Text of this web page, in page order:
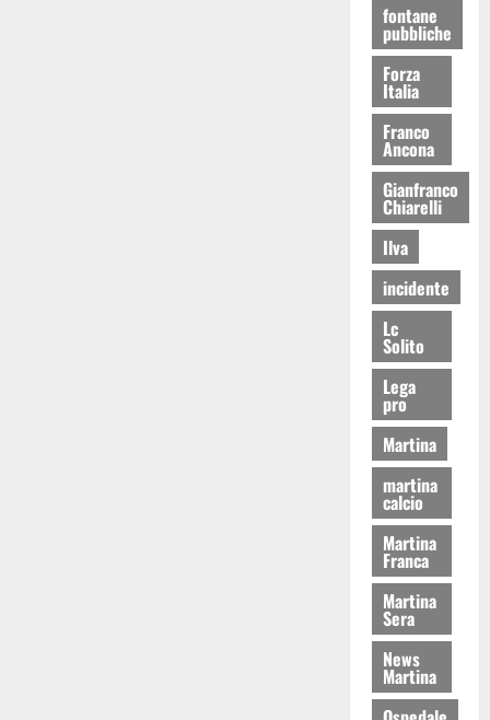
fontane
pubbliche
Forza
Italia
Franco
Ancona
Gianfranco
Chiarelli
Ilva
incidente
Lc
Solito
Lega
pro
Martina
martina
calcio
Martina
Franca
Martina
Sera
News
Martina